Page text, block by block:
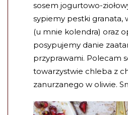
sosem jogurtowo-
sypiemy pestki granata,
(u mnie kolendra) oraz
posypujemy danie
przyprawami. Polecam
towarzystwie chleba z
zanurzanego w oliwie.